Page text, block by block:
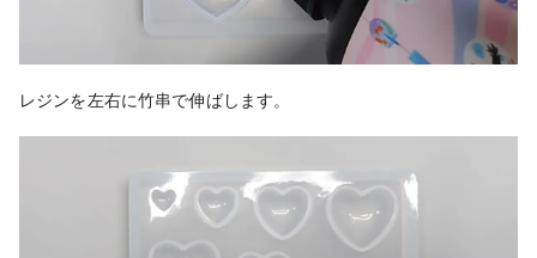
レジンを左右に竹串で伸ばします。